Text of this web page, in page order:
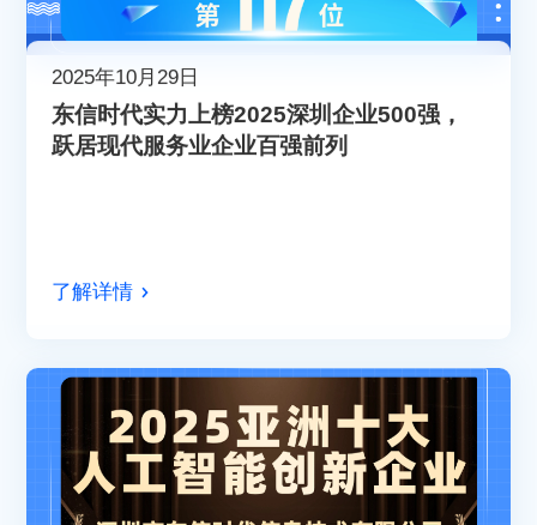
2025年10月29日
​东信时代实力上榜2025深圳企业500强，
跃居现代服务业企业百强前列​​
了解详情